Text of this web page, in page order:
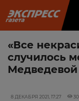
«Все
случилось
Медведевой
8 ДЕКАБРЯ 2021, 17:27